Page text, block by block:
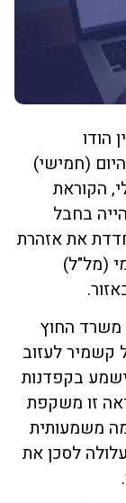
הודו
(חמישי)
הקוראת
בחבל
את אזהרת
(מל"ל)
משרד החוץ
קשמיר לעזוב
בקפדנות
זו משקפת
משמעותית
לסכן את